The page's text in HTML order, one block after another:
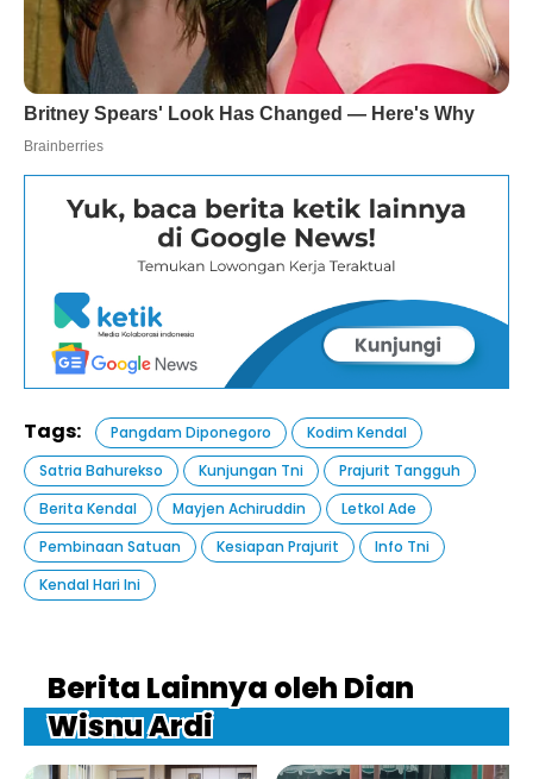
Tags: Pangdam Diponegoro
Kodim Kendal
Satria Bahurekso
Kunjungan Tni
Prajurit Tangguh
Berita Kendal
Mayjen Achiruddin
Letkol Ade
Pembinaan Satuan
Kesiapan Prajurit
Info Tni
Kendal Hari Ini
Berita Lainnya oleh Dian
Wisnu Ardi